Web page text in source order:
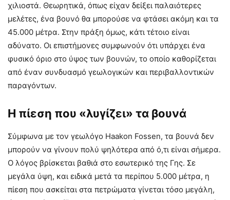
χιλιοστά. Θεωρητικά, όπως είχαν δείξει παλαιότερες
μελέτες, ένα βουνό θα μπορούσε να φτάσει ακόμη και τα
45.000 μέτρα. Στην πράξη όμως, κάτι τέτοιο είναι
αδύνατο. Οι επιστήμονες συμφωνούν ότι υπάρχει ένα
φυσικό όριο στο ύψος των βουνών, το οποίο καθορίζεται
από έναν συνδυασμό γεωλογικών και περιβαλλοντικών
παραγόντων.
Η πίεση που «λυγίζει» τα βουνά
Σύμφωνα με τον γεωλόγο Haakon Fossen, τα βουνά δεν
μπορούν να γίνουν πολύ ψηλότερα από ό,τι είναι σήμερα.
Ο λόγος βρίσκεται βαθιά στο εσωτερικό της Γης. Σε
μεγάλα ύψη, και ειδικά μετά τα περίπου 5.000 μέτρα, η
πίεση που ασκείται στα πετρώματα γίνεται τόσο μεγάλη,